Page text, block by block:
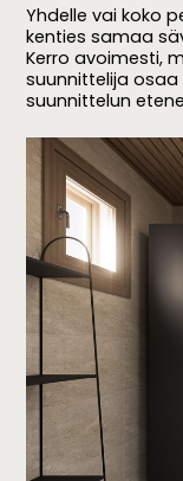
Yhdelle vai koko
kenties samaa
Kerro avoimesti,
suunnittelija
suunnittelun